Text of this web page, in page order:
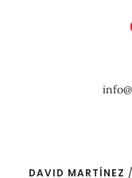
DAVID MARTÍNEZ /